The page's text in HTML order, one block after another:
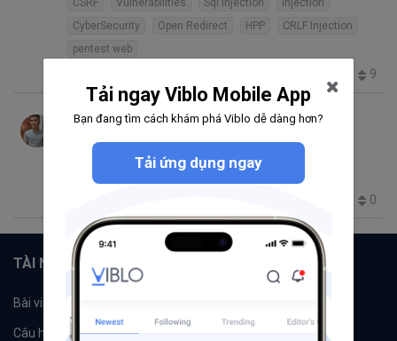
CyberSecurity
Open Redirect HPP
CRLF Injection
pentest web
9
thg 1 22, 2019 9:58 SA
Tip And Trick??????????
Laravel
Dockerfile
0
TÀI NGUYÊN
Bài viết
Câu hỏi
Tải ngay Viblo Mobile App
Bạn đang tìm cách khám phá Viblo dễ dàng hơn?
Tải ứng dụng ngay